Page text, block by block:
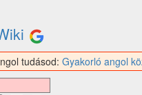
tudásod: Gyakorló angol